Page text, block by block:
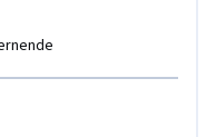
you apply the skills you
will incorporate topics
which are used and